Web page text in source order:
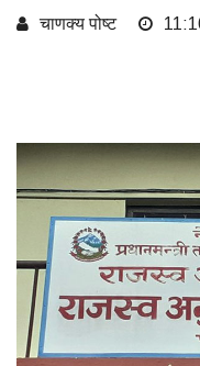
चाणक्य पोष्ट